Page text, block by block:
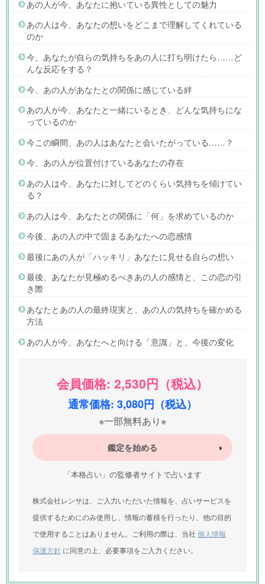
あの人が今、あなたに抱いている異性としての魅力
あの人は今、あなたの想いをどこまで理解してくれている
のか
今、あなたが自らの気持ちをあの人に打ち明けたら……ど
んな反応をする？
今、あの人があなたとの関係に感じている絆
あの人が今、あなたと一緒にいるとき、どんな気持ちにな
っているのか
今この瞬間、あの人はあなたと会いたがっている……？
今、あの人が位置付けているあなたの存在
あの人は今、あなたに対してどのくらい気持ちを傾けてい
る？
あの人は今、あなたとの関係に「何」を求めているのか
今後、あの人の中で固まるあなたへの恋感情
最後にあの人が「ハッキリ」あなたに見せる自らの想い
最後、あなたが見極めるべきあの人の感情と、この恋の引
き際
あなたとあの人の最終現実と、あの人の気持ちを確かめる
方法
あの人が今、あなたへと向ける「意識」と、今後の変化
会員価格: 2,530円（税込）
通常価格: 3,080円（税込）
※一部無料あり※
鑑定を始める
「本格占い」の監修者サイトで占います
株式会社レンサは、ご入力いただいた情報を、占いサービスを
提供するためにのみ使用し、情報の蓄積を行ったり、他の目的
で使用することはありません。ご利用の際は、当社 個人情報
保護方針に同意の上、必要事項をご入力ください。